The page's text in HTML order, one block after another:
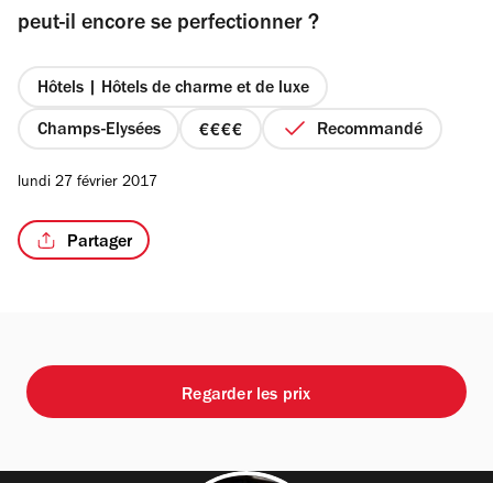
étoiles
peut-il encore se perfectionner ?
Hôtels | Hôtels de charme et de luxe
Champs-Elysées
prix
Recommandé
lundi 27 février 2017
Partager
Regarder les prix